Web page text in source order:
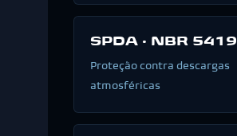
SPDA · NBR 5419
Proteção contra descargas
atmosféricas